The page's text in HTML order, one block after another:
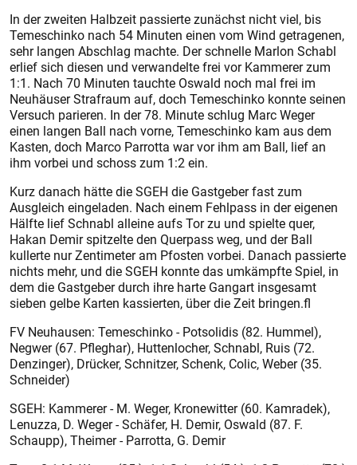
In der zweiten Halbzeit passierte zunächst nicht viel, bis
Temeschinko nach 54 Minuten einen vom Wind getragenen,
sehr langen Abschlag machte. Der schnelle Marlon Schabl
erlief sich diesen und verwandelte frei vor Kammerer zum
1:1. Nach 70 Minuten tauchte Oswald noch mal frei im
Neuhäuser Strafraum auf, doch Temeschinko konnte seinen
Versuch parieren. In der 78. Minute schlug Marc Weger
einen langen Ball nach vorne, Temeschinko kam aus dem
Kasten, doch Marco Parrotta war vor ihm am Ball, lief an
ihm vorbei und schoss zum 1:2 ein.
Kurz danach hätte die SGEH die Gastgeber fast zum
Ausgleich eingeladen. Nach einem Fehlpass in der eigenen
Hälfte lief Schnabl alleine aufs Tor zu und spielte quer,
Hakan Demir spitzelte den Querpass weg, und der Ball
kullerte nur Zentimeter am Pfosten vorbei. Danach passierte
nichts mehr, und die SGEH konnte das umkämpfte Spiel, in
dem die Gastgeber durch ihre harte Gangart insgesamt
sieben gelbe Karten kassierten, über die Zeit bringen.fl
FV Neuhausen: Temeschinko - Potsolidis (82. Hummel),
Negwer (67. Pfleghar), Huttenlocher, Schnabl, Ruis (72.
Denzinger), Drücker, Schnitzer, Schenk, Colic, Weber (35.
Schneider)
SGEH: Kammerer - M. Weger, Kronewitter (60. Kamradek),
Lenuzza, D. Weger - Schäfer, H. Demir, Oswald (87. F.
Schaupp), Theimer - Parrotta, G. Demir